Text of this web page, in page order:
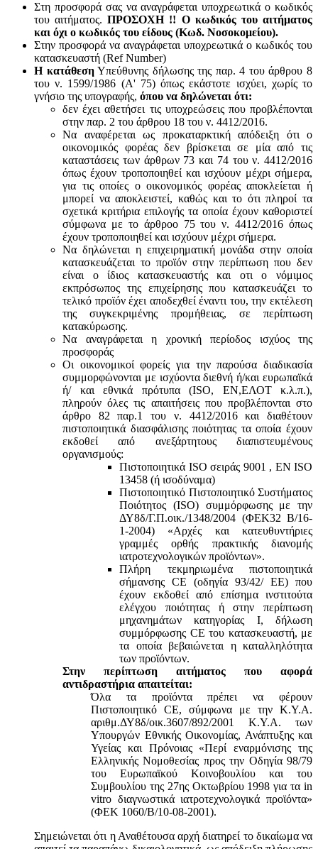
Στη προσφορά σας να αναγράφεται υποχρεωτικά ο κωδικός
του αιτήματος.ΠΡΟΣΟΧΗ !! Ο κωδικός του αιτήματος
και όχι ο κωδικός του είδους (Κωδ. Νοσοκομείου).
Στην προσφορά να αναγράφεται υποχρεωτικά ο κωδικός του
κατασκευαστή (Ref Number)
Η κατάθεσηΥπεύθυνης δήλωσης της παρ. 4 του άρθρου 8
του ν. 1599/1986 (Α' 75) όπως εκάστοτε ισχύει, χωρίς το
γνήσιο της υπογραφής, όπου να δηλώνεται ότι:
δεν έχει αθετήσει τις υποχρεώσεις που προβλέπονται
στην παρ. 2 του άρθρου 18 του ν. 4412/2016.
Να αναφέρεται ως προκαταρκτική απόδειξη ότι ο
οικονομικός φορέας δεν βρίσκεται σε μία από τις
καταστάσεις των άρθρων 73 και 74 του ν. 4412/2016
όπως έχουν τροποποιηθεί και ισχύουν μέχρι σήμερα,
για τις οποίες ο οικονομικός φορέας αποκλείεται ή
μπορεί να αποκλειστεί, καθώς και το ότι πληροί τα
σχετικά κριτήρια επιλογής τα οποία έχουν καθοριστεί
σύμφωνα με τo άρθροo 75 του ν. 4412/2016 όπως
έχουν τροποποιηθεί και ισχύουν μέχρι σήμερα.
Να δηλώνεται η επιχειρηματική μονάδα στην οποία
κατασκευάζεται το προϊόν στην περίπτωση που δεν
είναι ο ίδιος κατασκευαστής και oτι ο νόμιμος
εκπρόσωπος της επιχείρησης που κατασκευάζει το
τελικό προϊόν έχει αποδεχθεί έναντι του, την εκτέλεση
της συγκεκριμένης προμήθειας, σε περίπτωση
κατακύρωσης.
Να αναγράφεται η χρονική περίοδος ισχύος της
προσφοράς
Οι οικονομικοί φορείς για την παρούσα διαδικασία
συμμορφώνονται με ισχύοντα διεθνή ή/και ευρωπαϊκά
ή/ και εθνικά πρότυπα (ISO, ΕΝ,ΕΛΟΤ κ.λ.π.),
πληρούν όλες τις απαιτήσεις που προβλέπονται στο
άρθρο 82 παρ.1 του ν. 4412/2016 και διαθέτουν
πιστοποιητικά διασφάλισης ποιότητας τα οποία έχουν
εκδοθεί από ανεξάρτητους διαπιστευμένους
οργανισμούς:
Πιστοποιητικά ISO σειράς 9001 , ΕΝ ISO
13458 (ή ισοδύναμα)
Πιστοποιητικό Πιστοποιητικό Συστήματος
Ποιότητος (ISO) συμμόρφωσης με την
ΔΥ8δ/Γ.Π.οικ./1348/2004 (ΦΕΚ32 Β/16-
1-2004) «Αρχές και κατευθυντήριες
γραμμές ορθής πρακτικής διανομής
ιατροτεχνολογικών προϊόντων».
Πλήρη τεκμηριωμένα πιστοποιητικά
σήμανσης CE (οδηγία 93/42/ ΕΕ) που
έχουν εκδοθεί από επίσημα ινστιτούτα
ελέγχου ποιότητας ή στην περίπτωση
μηχανημάτων κατηγορίας Ι, δήλωση
συμμόρφωσης CE του κατασκευαστή, με
τα οποία βεβαιώνεται η καταλληλότητα
των προϊόντων.
Στην περίπτωση αιτήματος που αφορά
αντιδραστήρια απαιτείται:
Όλα τα προϊόντα πρέπει να φέρουν
Πιστοποιητικό CE, σύμφωνα με την Κ.Υ.Α.
αριθμ.ΔΥ8δ/οικ.3607/892/2001 Κ.Υ.Α. των
Υπουργών Εθνικής Οικονομίας, Ανάπτυξης και
Υγείας και Πρόνοιας «Περί εναρμόνισης της
Ελληνικής Νομοθεσίας προς την Οδηγία 98/79
του Ευρωπαϊκού Κοινοβουλίου και του
Συμβουλίου της 27ης Οκτωβρίου 1998 για τα in
vitro διαγνωστικά ιατροτεχνολογικά προϊόντα»
(ΦΕΚ 1060/Β/10-08-2001).
Σημειώνεται ότι η Αναθέτουσα αρχή διατηρεί το δικαίωμα να